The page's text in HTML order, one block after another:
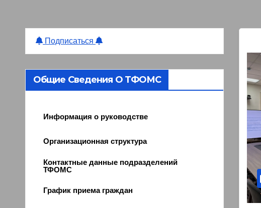
Подписаться
Общие Сведения О ТФОМС
Информация о руководстве
Организационная структура
Контактные данные подразделений
ТФОМС
График приема граждан